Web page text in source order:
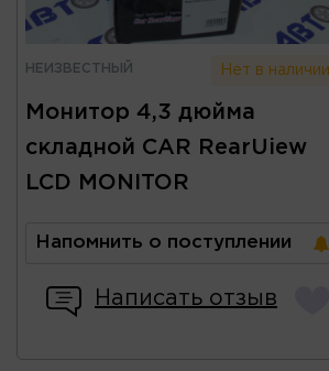
НЕИЗВЕСТНЫЙ Нет в наличии
Монитор 4,3 дюйма
складной CAR RearUiew
LCD MONITOR
Напомнить о поступлении
Написать отзыв